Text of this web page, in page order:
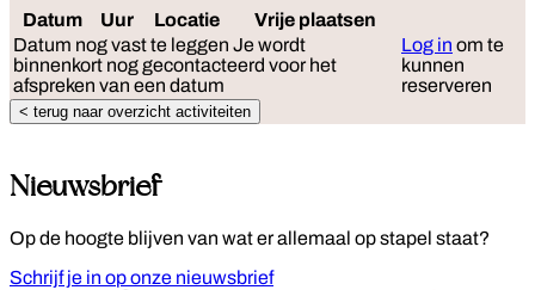
Datum Uur Locatie Vrije plaatsen
Datum nog vast te leggen Je wordt
binnenkort nog gecontacteerd voor het
afspreken van een datum
Log in om te
kunnen
reserveren
< terug naar overzicht activiteiten
Nieuwsbrief
Op de hoogte blijven van wat er allemaal op stapel staat?
Schrijf je in op onze nieuwsbrief